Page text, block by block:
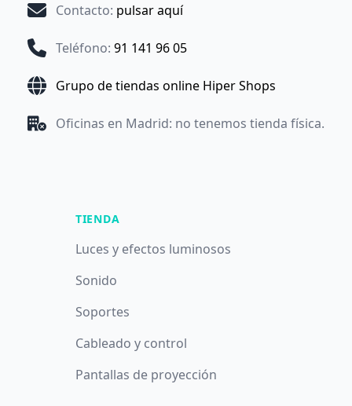
Contacto: pulsar aquí
Teléfono: 91 141 96 05
Grupo de tiendas online Hiper Shops
Oficinas en Madrid: no tenemos tienda física.
TIENDA
Luces y efectos luminosos
Sonido
Soportes
Cableado y control
Pantallas de proyección